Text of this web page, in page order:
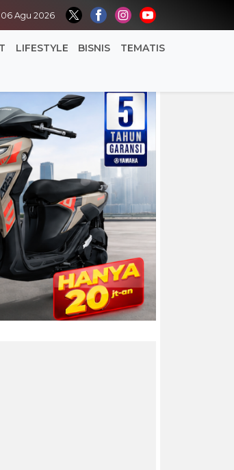
06 Agu 2026
LIFESTYLE BISNIS TEMATIS